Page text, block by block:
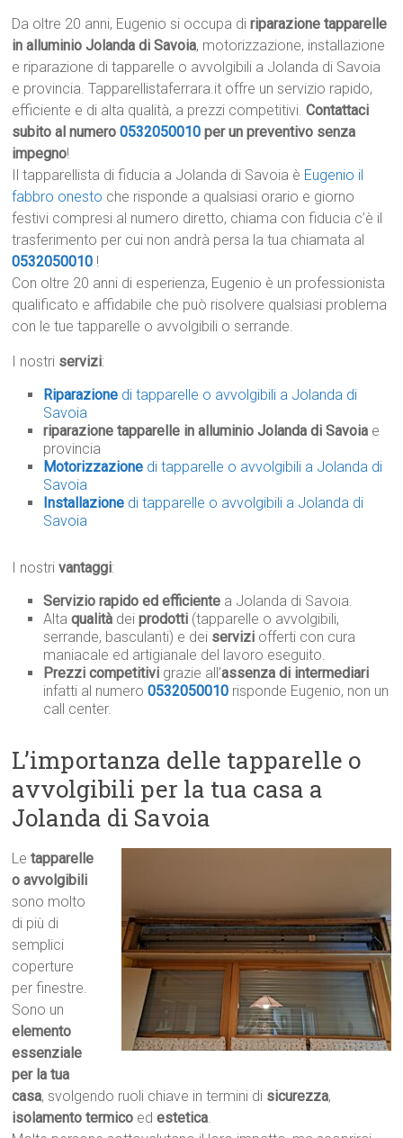
Da oltre 20 anni, Eugenio si occupa diriparazione tapparelle
in alluminio Jolanda di Savoia, motorizzazione, installazione
e riparazione di tapparelle o avvolgibili a Jolanda di Savoia
e provincia. Tapparellistaferrara.it offre un servizio rapido,
efficiente e di alta qualità, a prezzi competitivi.Contattaci
subito al numero0532050010 per un preventivo senza
impegno!
Il tapparellista di fiducia a Jolanda di Savoia è Eugenio il
fabbro onesto che risponde a qualsiasi orario e giorno
festivi compresi al numero diretto, chiama con fiducia c’è il
trasferimento per cui non andrà persa la tua chiamata al
0532050010 !
Con oltre 20 anni di esperienza, Eugenio è un professionista
qualificato e affidabile che può risolvere qualsiasi problema
con le tue tapparelle o avvolgibili o serrande.
I nostri servizi:
Riparazione di tapparelle o avvolgibili a Jolanda di
Savoia
riparazione tapparelle in alluminio Jolanda di Savoia e
provincia
Motorizzazione di tapparelle o avvolgibili a Jolanda di
Savoia
Installazione di tapparelle o avvolgibili a Jolanda di
Savoia
I nostrivantaggi:
Servizio rapido ed efficiente a Jolanda di Savoia.
Altaqualità deiprodotti (tapparelle o avvolgibili,
serrande, basculanti) e dei servizi offerti con cura
maniacale ed artigianale del lavoro eseguito.
Prezzi competitivi grazie all’assenza di intermediari
infatti al numero0532050010 risponde Eugenio, non un
call center.
L’importanza delle tapparelle o
avvolgibili per la tua casa a
Jolanda di Savoia
Letapparelle
o avvolgibili
sono molto
di più di
semplici
coperture
per finestre.
Sono un
elemento
essenziale
per la tua
casa, svolgendo ruoli chiave in termini di sicurezza,
isolamento termico edestetica.